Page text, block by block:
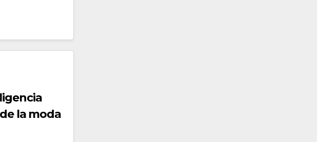
la moda